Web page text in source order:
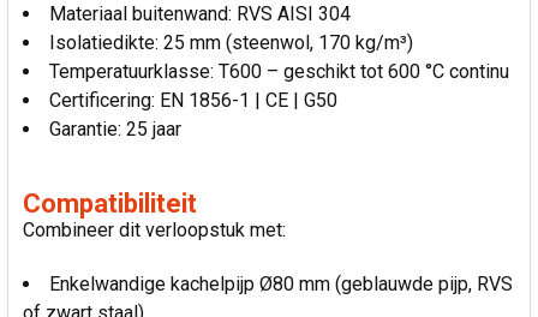
Materiaal buitenwand: RVS AISI 304
Isolatiedikte: 25 mm (steenwol, 170 kg/m³)
Temperatuurklasse: T600 – geschikt tot 600 °C continu
Certificering: EN 1856-1 | CE | G50
Garantie: 25 jaar
Compatibiliteit
Combineer dit verloopstuk met:
Enkelwandige kachelpijp Ø80 mm (geblauwde pijp, RVS
of zwart staal)